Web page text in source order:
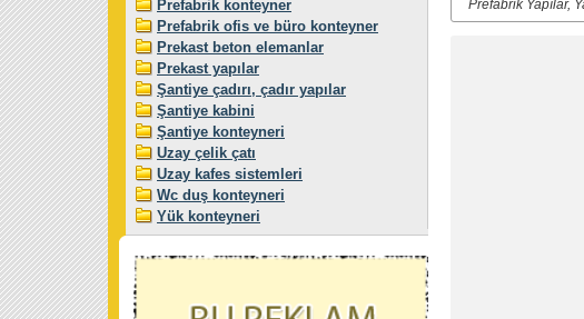
Prefabrik Yapılar,
Prefabrik konteyner
Prefabrik ofis ve büro konteyner
Prekast beton elemanlar
Prekast yapılar
Şantiye çadırı, çadır yapılar
Şantiye kabini
Şantiye konteyneri
Uzay çelik çatı
Uzay kafes sistemleri
Wc duş konteyneri
Yük konteyneri